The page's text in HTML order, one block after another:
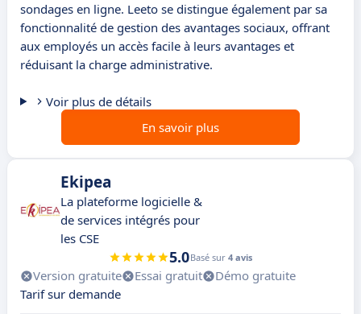
sondages en ligne. Leeto se distingue également par sa
fonctionnalité de gestion des avantages sociaux, offrant
aux employés un accès facile à leurs avantages et
réduisant la charge administrative.
Voir plus de détails
En savoir plus
Ekipea
La plateforme logicielle &
de services intégrés pour
les CSE
5.0Basé sur 4 avis
Version gratuite Essai gratuit
Démo gratuite
Tarif sur demande